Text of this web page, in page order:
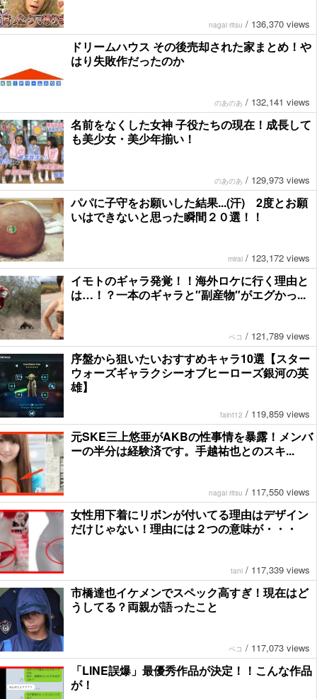
nagai ritsu / 136,370 views
ドリームハウス その後売却された家まとめ！や
はり失敗作だったのか
のあのあ / 132,141 views
名前をなくした女神 子役たちの現在！成長して
も美少女・美少年揃い！
のあのあ / 129,973 views
パパに子守をお願いした結果...(汗) 2度とお願
いはできないと思った瞬間２０選！！
mirai / 123,172 views
イモトのギャラ発覚！！海外ロケに行く理由と
は…！？一本のギャラと″副産物″がエグかっ...
ペコ / 121,789 views
序盤から狙いたいおすすめキャラ10選【スター
ウォーズギャラクシーオブヒーローズ銀河の英
雄】
faint12 / 119,859 views
元SKE三上悠亜がAKBの性事情を暴露！メンバ
ーの半分は経験済です。手越祐也とのスキ...
nagai ritsu / 117,550 views
女性用下着にリボンが付いてる理由はデザイン
だけじゃない！理由には２つの意味が・・・
tani / 117,339 views
市橋達也イケメンでスペック高すぎ！現在はど
うしてる？両親が語ったこと
ペコ / 117,073 views
「LINE誤爆」最優秀作品が決定！！こんな作品
が！